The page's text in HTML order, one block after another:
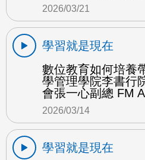
2026/03/21
學習就是現在
數位教育如何培養
學管理學院李書行
會張一心副總 FM
2026/03/14
學習就是現在